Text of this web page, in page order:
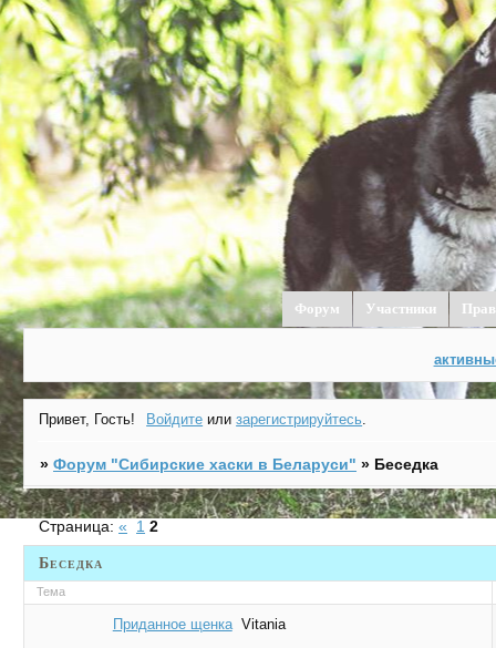
Форум Участники
Привет, Гость! Войдите илизарегистрируйтесь.
»Форум "Cибирские хаски в Беларуси" » Беседка
Беседка
Страница:« 1 2
Тема
Приданное щенка Vitania